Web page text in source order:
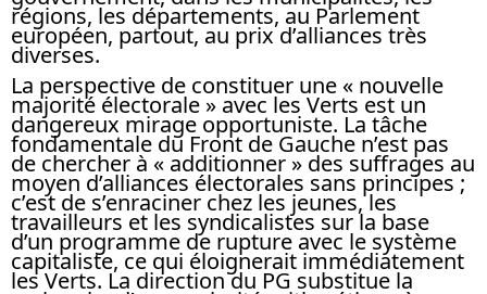
régions, les départements, au Parlement
européen, partout, au prix d’alliances très
diverses.
La perspective de constituer une « nouvelle
majorité électorale » avec les Verts est un
dangereux mirage opportuniste. La tâche
fondamentale du Front de Gauche n’est pas
de chercher à « additionner » des suffrages au
moyen d’alliances électorales sans principes ;
c’est de s’enraciner chez les jeunes, les
travailleurs et les syndicalistes sur la base
d’un programme de rupture avec le système
capitaliste, ce qui éloignerait immédiatement
les Verts. La direction du PG substitue la